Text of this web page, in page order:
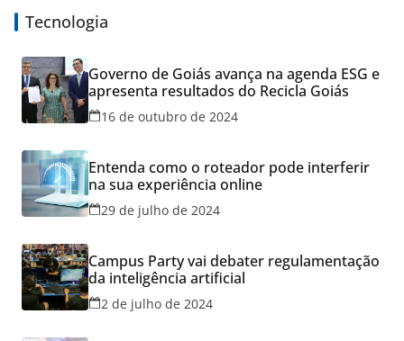
Tecnologia
Governo de Goiás avança na agenda ESG e
apresenta resultados do Recicla Goiás
16 de outubro de 2024
Entenda como o roteador pode interferir
na sua experiência online
29 de julho de 2024
Campus Party vai debater regulamentação
da inteligência artificial
2 de julho de 2024